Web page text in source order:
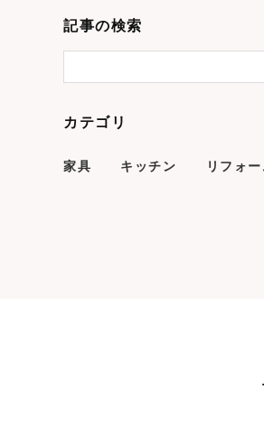
記事の検索
カテゴリ
家具 キッチン リフォ